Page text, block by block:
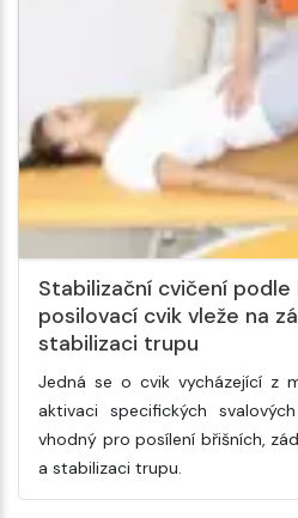
Stabilizační cvičení podle
posilovací cvik vleže na
stabilizaci trupu
Jedná se o cvik vycházející z
aktivaci specifických
vhodný pro posílení břišních,
a stabilizaci trupu.